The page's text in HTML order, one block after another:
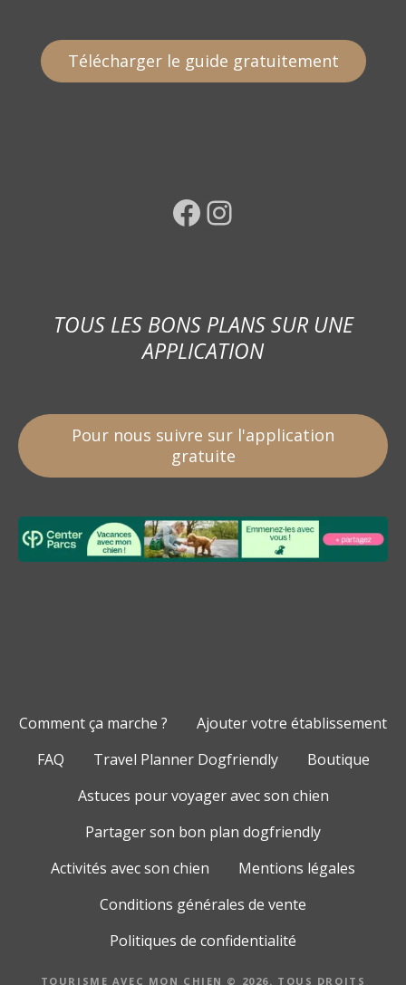
Télécharger le guide gratuitement
Facebook Instagram
TOUS LES BONS PLANS SUR UNE
APPLICATION
Pour nous suivre sur l'application
gratuite
Comment ça marche ?
Ajouter votre établissement
FAQ
Travel Planner Dogfriendly
Boutique
Astuces pour voyager avec son chien
Partager son bon plan dogfriendly
Activités avec son chien
Mentions légales
Conditions générales de vente
Politiques de confidentialité
TOURISME AVEC MON CHIEN © 2026. TOUS DROITS